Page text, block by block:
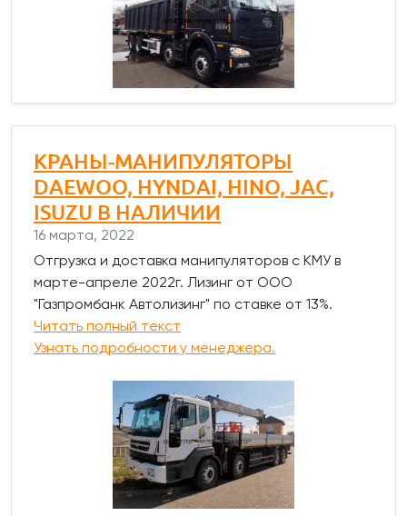
КРАНЫ-МАНИПУЛЯТОРЫ
DAEWOO, HYNDAI, HINO, JAC,
ISUZU В НАЛИЧИИ
16 марта, 2022
Отгрузка и доставка манипуляторов с КМУ в
марте-апреле 2022г. Лизинг от ООО
"Газпромбанк Автолизинг" по ставке от 13%.
Читать полный текст
Узнать подробности у менеджера.